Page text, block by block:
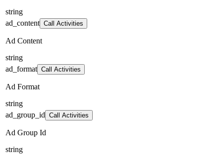
string
ad_content Call Activities
Ad Content
string
ad_format Call Activities
Ad Format
string
ad_group_id Call Activities
Ad Group Id
string